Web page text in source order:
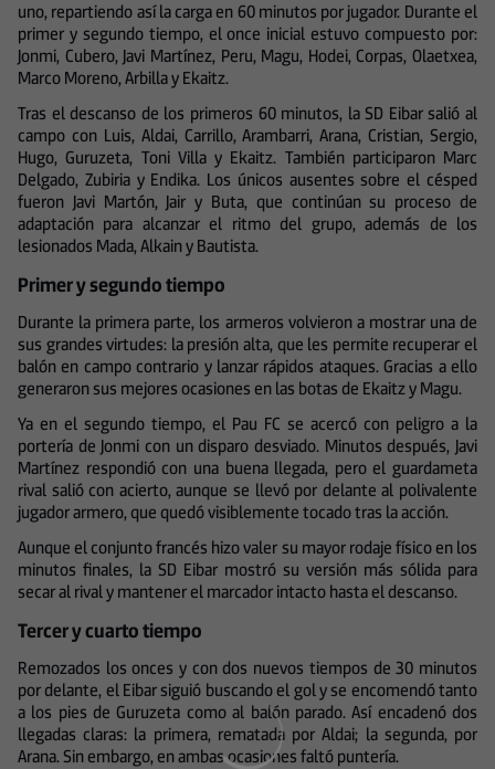
uno, repartiendo así la carga en 60 minutos por jugador. Durante el
primer y segundo tiempo, el once inicial estuvo compuesto por:
Jonmi, Cubero, Javi Martínez, Peru, Magu, Hodei, Corpas, Olaetxea,
Marco Moreno, Arbilla y Ekaitz.
Tras el descanso de los primeros 60 minutos, la SD Eibar salió al
campo con Luis, Aldai, Carrillo, Arambarri, Arana, Cristian, Sergio,
Hugo, Guruzeta, Toni Villa y Ekaitz. También participaron Marc
Delgado, Zubiria y Endika. Los únicos ausentes sobre el césped
fueron Javi Martón, Jair y Buta, que continúan su proceso de
adaptación para alcanzar el ritmo del grupo, además de los
lesionados Mada, Alkain y Bautista.
Primer y segundo tiempo
Durante la primera parte, los armeros volvieron a mostrar una de
sus grandes virtudes: la presión alta, que les permite recuperar el
balón en campo contrario y lanzar rápidos ataques. Gracias a ello
generaron sus mejores ocasiones en las botas de Ekaitz y Magu.
Ya en el segundo tiempo, el Pau FC se acercó con peligro a la
portería de Jonmi con un disparo desviado. Minutos después, Javi
Martínez respondió con una buena llegada, pero el guardameta
rival salió con acierto, aunque se llevó por delante al polivalente
jugador armero, que quedó visiblemente tocado tras la acción.
Aunque el conjunto francés hizo valer su mayor rodaje físico en los
minutos finales, la SD Eibar mostró su versión más sólida para
secar al rival y mantener el marcador intacto hasta el descanso.
Tercer y cuarto tiempo
Remozados los onces y con dos nuevos tiempos de 30 minutos
por delante, el Eibar siguió buscando el gol y se encomendó tanto
a los pies de Guruzeta como al balón parado. Así encadenó dos
llegadas claras: la primera, rematada por Aldai; la segunda, por
Arana. Sin embargo, en ambas ocasiones faltó puntería.